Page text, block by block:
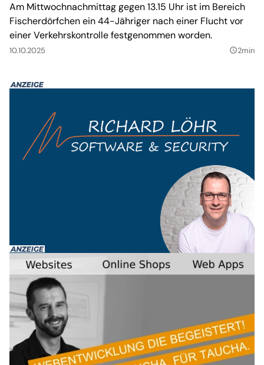
Am Mittwochnachmittag gegen 13.15 Uhr ist im Bereich
Fischerdörfchen ein 44-Jähriger nach einer Flucht vor
einer Verkehrskontrolle festgenommen worden.
10.10.2025 query_builder2min